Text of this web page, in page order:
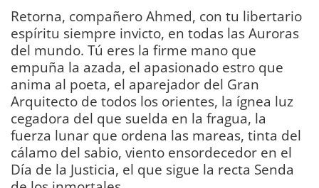
Retorna, compañero Ahmed, con tu libertario
espíritu siempre invicto, en todas las Auroras
del mundo. Tú eres la firme mano que
empuña la azada, el apasionado estro que
anima al poeta, el aparejador del Gran
Arquitecto de todos los orientes, la ígnea luz
cegadora del que suelda en la fragua, la
fuerza lunar que ordena las mareas, tinta del
cálamo del sabio, viento ensordecedor en el
Día de la Justicia, el que sigue la recta Senda